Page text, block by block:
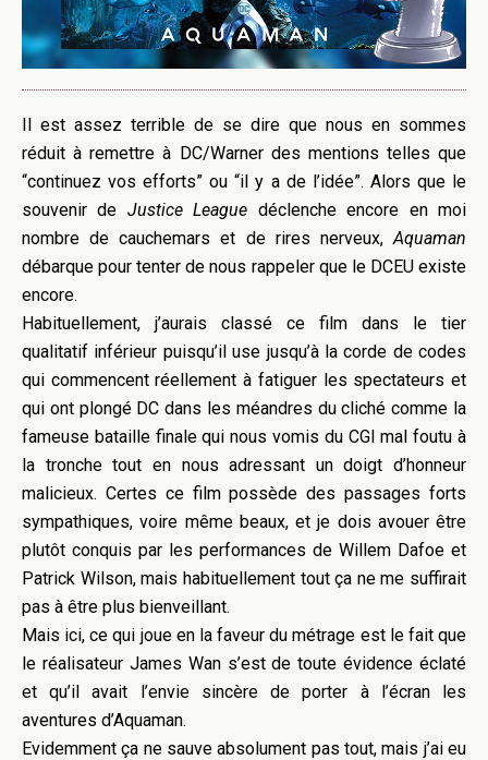
Il est assez terrible de se dire que nous en sommes
réduit à remettre à DC/Warner des mentions telles que
“continuez vos efforts” ou “il y a de l’idée”. Alors que le
souvenir de Justice League déclenche encore en moi
nombre de cauchemars et de rires nerveux,Aquaman
débarque pour tenter de nous rappeler que le DCEU existe
encore.
Habituellement, j’aurais classé ce film dans le tier
qualitatif inférieur puisqu’il use jusqu’à la corde de codes
qui commencent réellement à fatiguer les spectateurs et
qui ont plongé DC dans les méandres du cliché comme la
fameuse bataille finale qui nous vomis du CGI mal foutu à
la tronche tout en nous adressant un doigt d’honneur
malicieux. Certes ce film possède des passages forts
sympathiques, voire même beaux, et je dois avouer être
plutôt conquis par les performances de Willem Dafoe et
Patrick Wilson, mais habituellement tout ça ne me suffirait
pas à être plus bienveillant.
Mais ici, ce qui joue en la faveur du métrage est le fait que
le réalisateur James Wan s’est de toute évidence éclaté
et qu’il avait l’envie sincère de porter à l’écran les
aventures d’Aquaman.
Evidemment ça ne sauve absolument pas tout, mais j’ai eu